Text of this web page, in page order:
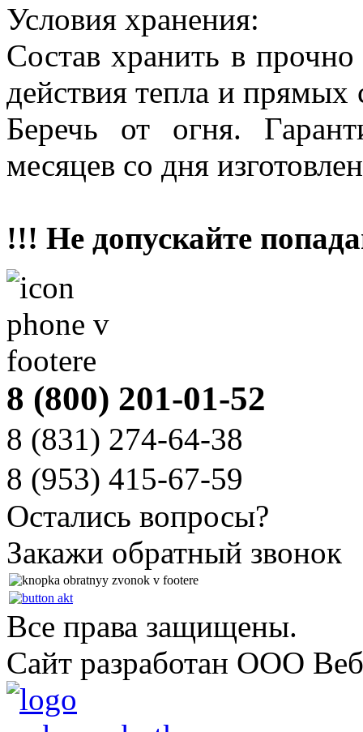
Условия хранения:
Состав хранить в
действия тепла и прямых
Беречь от огня.
месяцев со дня
!!! Не допускайте
8 (800) 201-01-52
8 (831) 274-64-38
8 (953) 415-67-59
Остались вопросы?
Закажи обратный звонок
Все права защищены.
Сайт разработан ООО